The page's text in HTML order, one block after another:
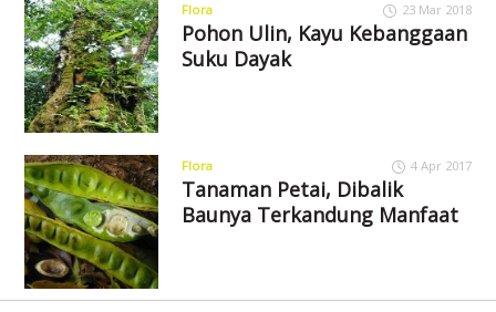
Flora 23 Mar 2018
Pohon Ulin, Kayu Kebanggaan
Suku Dayak
Flora 4 Apr 2017
Tanaman Petai, Dibalik
Baunya Terkandung Manfaat